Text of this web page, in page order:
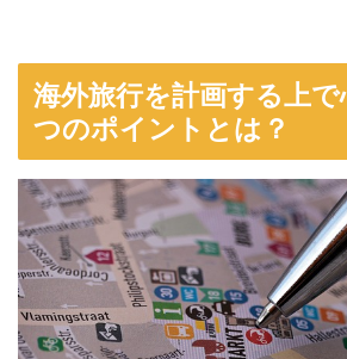
海外旅行を計画する上
つのポイントとは？